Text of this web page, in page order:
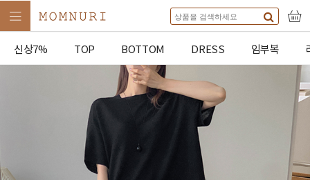
신상7% TOP BOTTOM DRESS 임부복